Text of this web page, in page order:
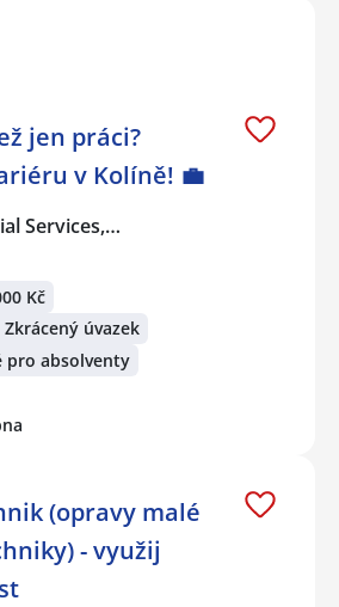
jen práci?
v Kolíně! 💼
Services,…
Kč
úvazek
pro absolventy
(opravy malé
- využij